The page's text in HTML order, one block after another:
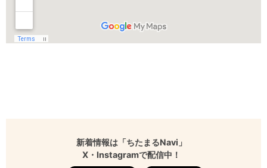
新着情報は「ちたまるNavi」
X・Instagramで配信中！